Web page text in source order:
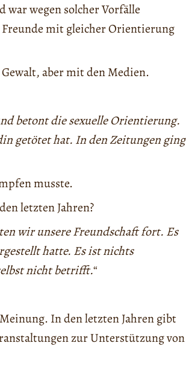
war wegen solcher Vorfälle
mit gleicher Orientierung
aber mit den Medien.
betont die sexuelle Orientierung.
getötet hat. In den Zeitungen ging
musste.
letzten Jahren?
wir unsere Freundschaft fort. Es
hatte. Es ist nichts
nicht betrifft.“
In den letzten Jahren gibt
zur Unterstützung von